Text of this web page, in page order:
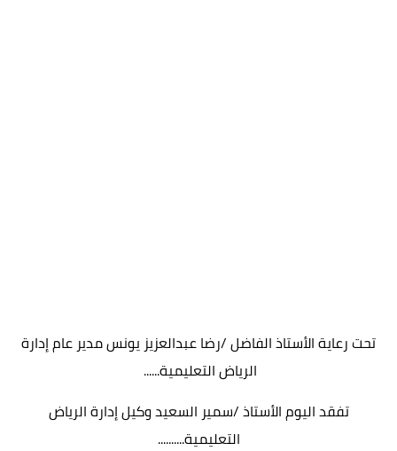
تحت رعاية الأستاذ الفاضل /رضا عبدالعزيز يونس مدير عام إدارة
الرياض التعليمية......
تفقد اليوم الأستاذ /سمير السعيد وكيل إدارة الرياض
التعليمية..........